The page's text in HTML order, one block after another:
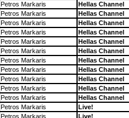
Petros Markaris
Hellas Channel
Petros Markaris
Hellas Channel
Petros Markaris
Hellas Channel
Petros Markaris
Hellas Channel
Petros Markaris
Hellas Channel
Petros Markaris
Hellas Channel
Petros Markaris
Hellas Channel
Petros Markaris
Hellas Channel
Petros Markaris
Hellas Channel
Petros Markaris
Hellas Channel
Petros Markaris
Hellas Channel
Petros Markaris
Live!
Petros Markaris
Live!